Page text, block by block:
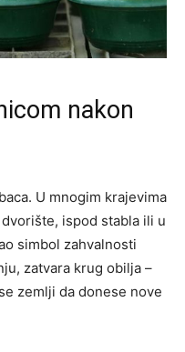
nakon
U mnogim krajevima
ispod stabla ili u
simbol zahvalnosti
zatvara krug obilja –
zemlji da donese nove